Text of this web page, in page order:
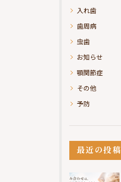
入れ歯
歯周病
虫歯
お知らせ
顎関節症
その他
予防
最近の投稿